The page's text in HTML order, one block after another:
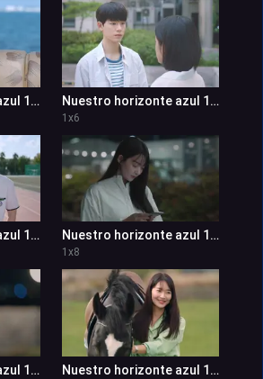
Nuestro horizonte azul 1x5 Nuestro horizonte azul 1x6
1 x6
Nuestro horizonte azul 1x7 Nuestro horizonte azul 1x8
1 x8
Nuestro horizonte azul 1x9 Nuestro horizonte azul 1x10